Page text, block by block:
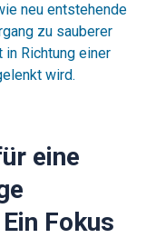
neu entstehende
zu sauberer
Richtung einer
wird.
eine
Fokus